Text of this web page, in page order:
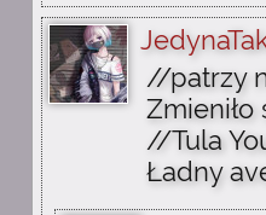
//patrzy
Zmieniło
//Tula
Ładny